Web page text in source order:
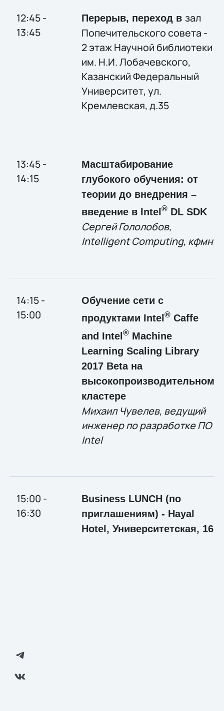
12:45 -
13:45
Перерыв, переход в зал
Попечительского совета -
2 этаж Научной библиотеки
им. Н.И. Лобачевского,
Казанский Федеральный
Университет, ул.
Кремлевская, д.35
13:45 -
14:15
Масштабирование
глубокого обучения: от
теории до внедрения –
введение в Intel ®DL SDK
СергейГололобов,
Intelligent Computing, кфмн
14:15 -
15:00
Обучение сети с
продуктами Intel ®Caffe
and Intel ®Machine
Learning Scaling Library
2017 Beta на
высокопроизводительном
кластере
Михаил Чувелев, ведущий
инженер по разработке ПО
Intel
15:00 -
16:30
Business LUNCH (по
приглашениям) - Hayal
Hotel, Университетская, 16